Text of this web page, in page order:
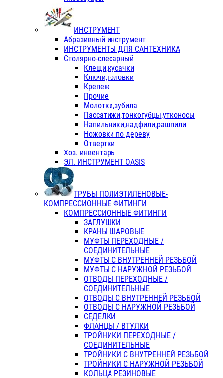
ИНСТРУМЕНТ
Абразивный инструмент
ИНСТРУМЕНТЫ ДЛЯ САНТЕХНИКА
Столярно-слесарный
Клещи,кусачки
Ключи,головки
Крепеж
Прочие
Молотки,зубила
Пассатижи,тонкогубцы,утконосы
Напильники,надфили,рашпили
Ножовки по дереву
Отвертки
Хоз. инвентарь
ЭЛ. ИНСТРУМЕНТ OASIS
ТРУБЫ ПОЛИЭТИЛЕНОВЫЕ-
КОМПРЕССИОННЫЕ ФИТИНГИ
КОМПРЕССИОННЫЕ ФИТИНГИ
ЗАГЛУШКИ
КРАНЫ ШАРОВЫЕ
МУФТЫ ПЕРЕХОДНЫЕ /
СОЕДИНИТЕЛЬНЫЕ
МУФТЫ С ВНУТРЕННЕЙ РЕЗЬБОЙ
МУФТЫ С НАРУЖНОЙ РЕЗЬБОЙ
ОТВОДЫ ПЕРЕХОДНЫЕ /
СОЕДИНИТЕЛЬНЫЕ
ОТВОДЫ С ВНУТРЕННЕЙ РЕЗЬБОЙ
ОТВОДЫ С НАРУЖНОЙ РЕЗЬБОЙ
СЕДЕЛКИ
ФЛАНЦЫ / ВТУЛКИ
ТРОЙНИКИ ПЕРЕХОДНЫЕ /
СОЕДИНИТЕЛЬНЫЕ
ТРОЙНИКИ С ВНУТРЕННЕЙ РЕЗЬБОЙ
ТРОЙНИКИ С НАРУЖНОЙ РЕЗЬБОЙ
КОЛЬЦА РЕЗИНОВЫЕ